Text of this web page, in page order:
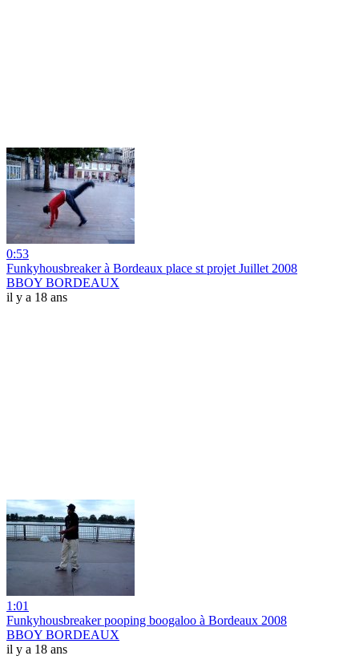
0:53
Funkyhousbreaker à Bordeaux place st projet Juillet 2008
BBOY BORDEAUX
il y a 18 ans
1:01
Funkyhousbreaker pooping boogaloo à Bordeaux 2008
BBOY BORDEAUX
il y a 18 ans